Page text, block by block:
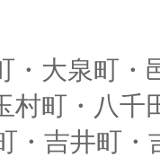
・大泉町・
村町・八千
・吉井町・